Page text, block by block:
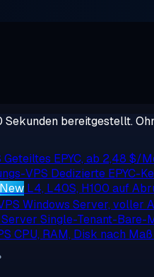
Sekunden bereitgestellt.
Geteiltes EPYC, ab 2,48 $/
VPS Dedizierte EPYC-
New L4, L40S, H100 auf
Windows Server, voller
Single-Tenant-Bare-
CPU, RAM, Disk nach